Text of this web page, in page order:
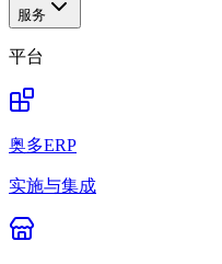
服务
平台
奥多ERP
实施与集成